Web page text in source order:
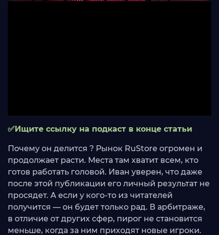
✅Ищите ссылку на подкаст в конце статьи
Почему он делится ? Рынок RuStore огромен и
продолжает расти. Места там хватит всем, кто
готов работать головой. Иван уверен, что даже
после этой публикации его личный результат не
просядет. А если у кого-то из читателей
получится — он будет только рад. В арбитраже,
в отличие от других сфер, пирог не становится
меньше, когда за ним приходят новые игроки.